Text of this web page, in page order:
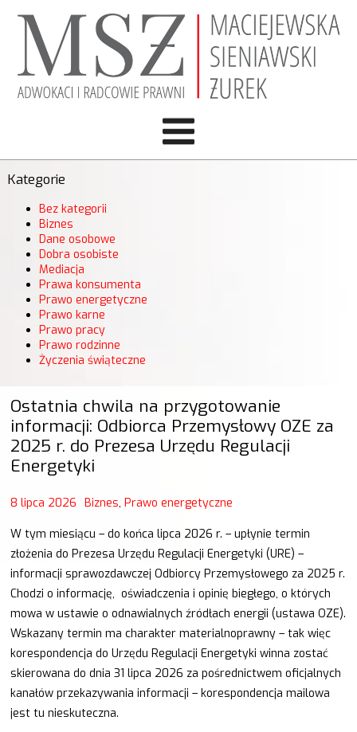
Kategorie
Bez kategorii
Biznes
Dane osobowe
Dobra osobiste
Mediacja
Prawa konsumenta
Prawo energetyczne
Prawo karne
Prawo pracy
Prawo rodzinne
Życzenia świąteczne
Ostatnia chwila na przygotowanie
informacji: Odbiorca Przemysłowy OZE za
2025 r. do Prezesa Urzędu Regulacji
Energetyki
8 lipca 2026 Biznes,Prawo energetyczne
W tym miesiącu – do końca lipca 2026 r. – upłynie termin
złożenia do Prezesa Urzędu Regulacji Energetyki (URE) –
informacji sprawozdawczej Odbiorcy Przemysłowego za 2025 r.
Chodzi o informację, oświadczenia i opinię biegłego, o których
mowa w ustawie o odnawialnych źródłach energii (ustawa OZE).
Wskazany termin ma charakter materialnoprawny – tak więc
korespondencja do Urzędu Regulacji Energetyki winna zostać
skierowana do dnia 31 lipca 2026 za pośrednictwem oficjalnych
kanałów przekazywania informacji – korespondencja mailowa
jest tu nieskuteczna.